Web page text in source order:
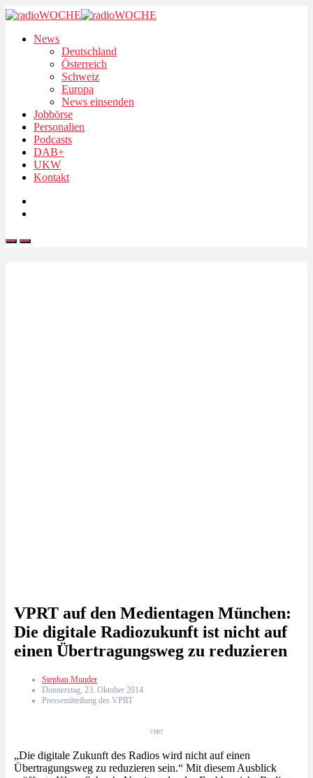
News
Deutschland
Österreich
Schweiz
Europa
News einsenden
Jobbörse
Personalien
Podcasts
DAB+
UKW
Kontakt
VPRT auf den Medientagen München:
Die digitale Radiozukunft ist nicht auf
einen Übertragungsweg zu reduzieren
Stephan Munder
Donnerstag, 23. Oktober 2014
Pressemitteilung des VPRT
VPRT
„Die digitale Zukunft des Radios wird nicht auf einen
Übertragungsweg zu reduzieren sein.“ Mit diesem Ausblick